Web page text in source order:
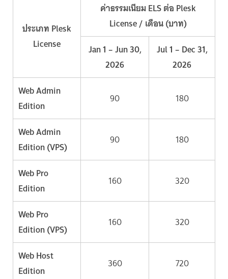
ประเภท Plesk
License
ค่าธรรมเนียม ELS ต่อ Plesk
License / เดือน (บาท)
Jan 1 – Jun 30,
2026
Jul 1 – Dec 31,
2026
Web Admin
Edition
90 180
Web Admin
Edition (VPS)
90 180
Web Pro
Edition
160 320
Web Pro
Edition (VPS)
160 320
Web Host
Edition
360 720